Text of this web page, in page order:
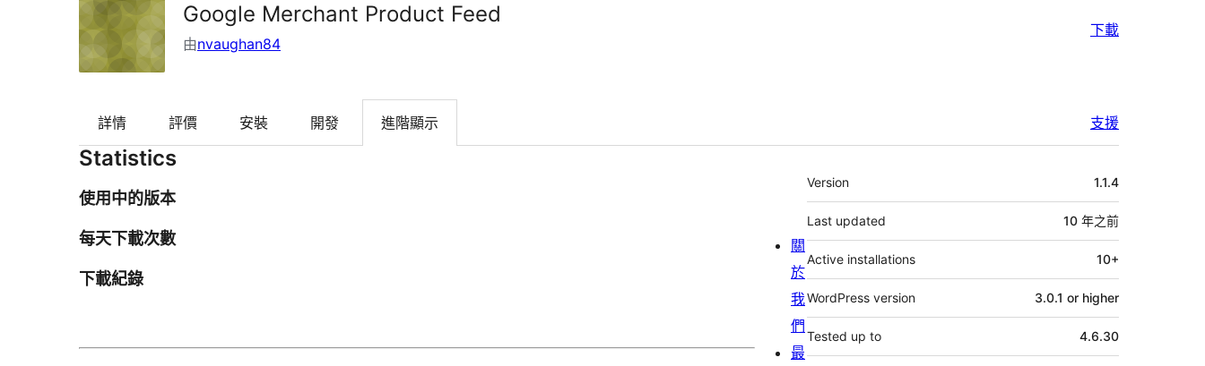
Google Merchant Product Feed
由nvaughan84
下載
詳情 評價 安裝 開發 進階顯示 支援
Statistics
使用中的版本
每天下載次數
下載紀錄
其
它
Version 1.1.4
Last updated 10 年之前
Active installations 10+
WordPress version 3.0.1 or higher
Tested up to 4.6.30
關
於
我
們
最